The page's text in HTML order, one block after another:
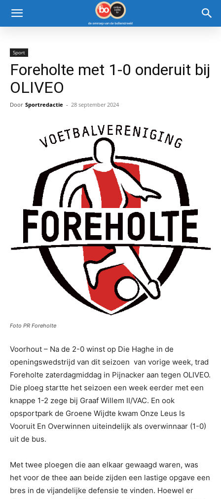
Sport
Foreholte met 1-0 onderuit bij
OLIVEO
Door Sportredactie - 28 september 2024
Foto PR Foreholte
Voorhout – Na de 2-0 winst op Die Haghe in de
openingswedstrijd van dit seizoen van vorige week, trad
Foreholte zaterdagmiddag in Pijnacker aan tegen OLIVEO.
Die ploeg startte het seizoen een week eerder met een
knappe 1-2 zege bij Graaf Willem II/VAC. En ook
opsportpark de Groene Wijdte kwam Onze Leus Is
Vooruit En Overwinnen uiteindelijk als overwinnaar (1-0)
uit de bus.
Met twee ploegen die aan elkaar gewaagd waren, was
het voor de thee aan beide zijden een lastige opgave een
bres in de vijandelijke defensie te vinden. Hoewel er